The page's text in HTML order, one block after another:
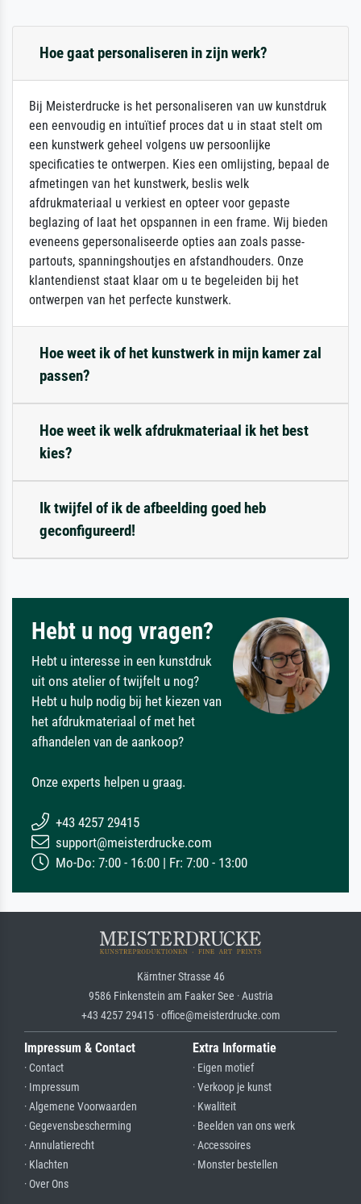
Hoe gaat personaliseren in zijn werk?
Bij Meisterdrucke is het personaliseren van uw kunstdruk
een eenvoudig en intuïtief proces dat u in staat stelt om
een kunstwerk geheel volgens uw persoonlijke
specificaties te ontwerpen. Kies een omlijsting, bepaal de
afmetingen van het kunstwerk, beslis welk
afdrukmateriaal u verkiest en opteer voor gepaste
beglazing of laat het opspannen in een frame. Wij bieden
eveneens gepersonaliseerde opties aan zoals passe-
partouts, spanningshoutjes en afstandhouders. Onze
klantendienst staat klaar om u te begeleiden bij het
ontwerpen van het perfecte kunstwerk.
Hoe weet ik of het kunstwerk in mijn kamer zal
passen?
Hoe weet ik welk afdrukmateriaal ik het best
kies?
Ik twijfel of ik de afbeelding goed heb
geconfigureerd!
Hebt u nog vragen?
Hebt u interesse in een kunstdruk
uit ons atelier of twijfelt u nog?
Hebt u hulp nodig bij het kiezen van
het afdrukmateriaal of met het
afhandelen van de aankoop?
Onze experts helpen u graag.
+43 4257 29415
support@meisterdrucke.com
Mo-Do: 7:00 - 16:00 | Fr: 7:00 - 13:00
Kärntner Strasse 46
9586 Finkenstein am Faaker See · Austria
+43 4257 29415 · office@meisterdrucke.com
Impressum & Contact
· Contact
· Impressum
· Algemene Voorwaarden
· Gegevensbescherming
· Annulatierecht
· Klachten
· Over Ons
Extra Informatie
· Eigen motief
· Verkoop je kunst
· Kwaliteit
· Beelden van ons werk
· Accessoires
· Monster bestellen